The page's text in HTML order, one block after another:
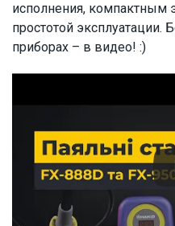
исполнения,
простотой
приборах – в видео! :)